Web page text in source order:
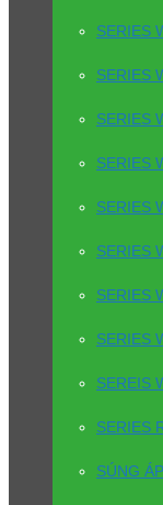
SERIES
SERIES
SERIES
SERIES
SERIES
SERIES
SERIES
SERIES
SEREIS
SERIES
SÚNG